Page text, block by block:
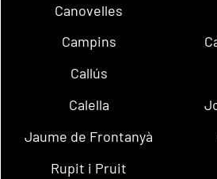
Canovelles
Campins
Callús
Calella
Jaume de Frontanyà
Rupit i Pruit